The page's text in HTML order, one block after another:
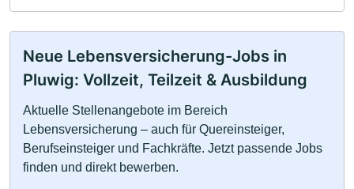
Neue Lebensversicherung-Jobs in
Pluwig: Vollzeit, Teilzeit & Ausbildung
Aktuelle Stellenangebote im Bereich
Lebensversicherung – auch für Quereinsteiger,
Berufseinsteiger und Fachkräfte. Jetzt passende Jobs
finden und direkt bewerben.